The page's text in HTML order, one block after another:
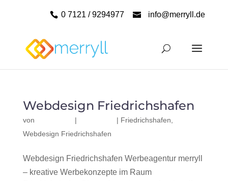
0 7121 / 9294977 info@merryll.de
Webdesign Friedrichshafen
von | | Friedrichshafen
Webdesign Friedrichshafen
Webdesign Friedrichshafen Werbeagentur merryll
– kreative Werbekonzepte im Raum